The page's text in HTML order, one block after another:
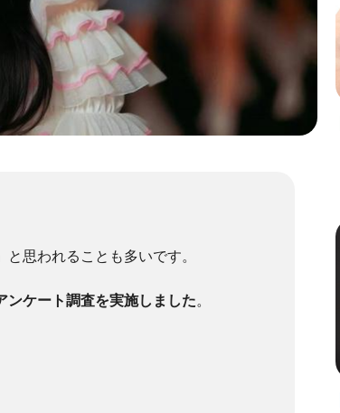
思われることも多いです。
ンケート調査を実施しました。